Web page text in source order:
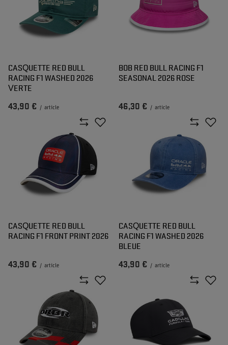
CASQUETTE RED BULL
RACING F1 WASHED 2026
VERTE
43,90 € / article
BOB RED BULL RACING F1
SEASONAL 2026 ROSE
46,30 € / article
CASQUETTE RED BULL
RACING F1 FRONT PRINT 2026
43,90 € / article
CASQUETTE RED BULL
RACING F1 WASHED 2026
BLEUE
43,90 € / article